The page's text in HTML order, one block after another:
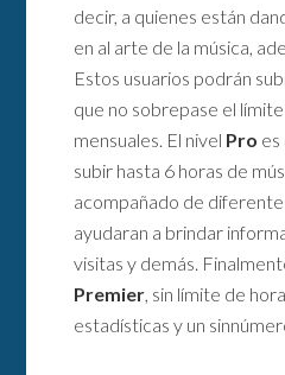
decir, a quienes están
en al arte de la música,
Estos usuarios podrán
que no sobrepase el
mensuales. El nivel Pro
subir hasta 6 horas de
acompañado de
ayudaran a brindar
visitas y demás.
Premier, sin límite de
estadísticas y un